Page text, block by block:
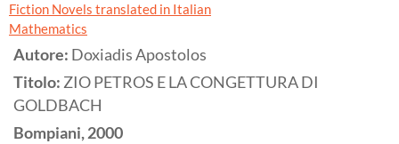
Fiction Novels translated in Italian
Mathematics
Autore: Doxiadis Apostolos
Titolo: ZIO PETROS E LA CONGETTURA DI
GOLDBACH
Bompiani,2000